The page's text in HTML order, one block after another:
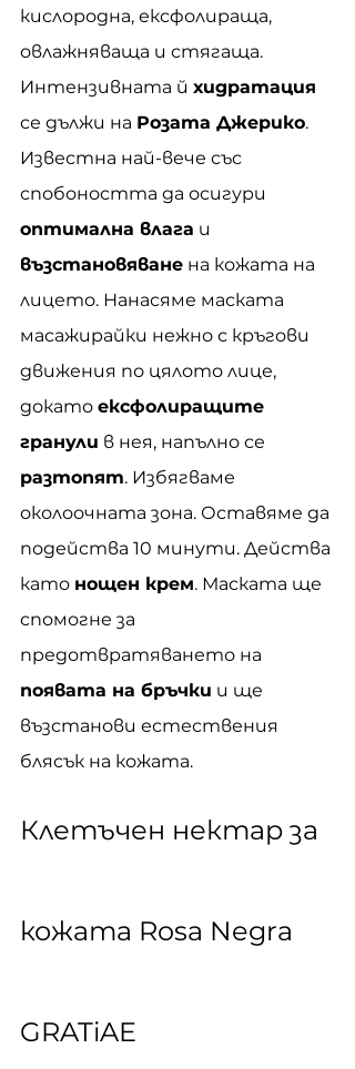
кислородна, ексфолираща,
овлажняваща и стягаща.
Интензивната й хидратация
се дължи на Розата Джерико.
Известна най-вече със
спобоността да осигури
оптимална влага и
възстановяване на кожата на
лицето. Нанасяме маската
масажирайки нежно с кръгови
движения по цялото лице,
докато ексфолиращите
гранули в нея, напълно се
разтопят. Избягваме
околоочната зона. Оставяме да
подейства 10 минути. Действа
като нощен крем. Маската ще
спомогне за
предотвратяването на
появата на бръчки и ще
възстанови естествения
блясък на кожата.
Клетъчен нектар за
кожата Rosa Negra
GRATiAE